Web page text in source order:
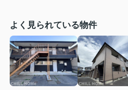
よく見られている物件